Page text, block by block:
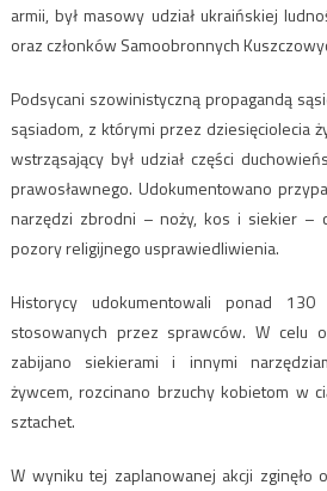
armii, był masowy udział ukraińskiej
oraz członków Samoobronnych
Podsycani szowinistyczną propagandą
sąsiadom, z którymi przez dziesięciolecia
wstrząsający był udział części
prawosławnego. Udokumentowano
narzędzi zbrodni – noży, kos i siekier –
pozory religijnego usprawiedliwienia.
Historycy udokumentowali ponad
stosowanych przez sprawców. W celu
zabijano siekierami i innymi
żywcem, rozcinano brzuchy kobietom w
sztachet.
W wyniku tej zaplanowanej akcji zginęło